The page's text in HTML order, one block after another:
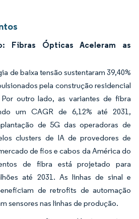
Fibras Ópticas Aceleram as
de baixa tensão sustentaram 39,40%
pela construção residencial
outro lado, as variantes de fibra
um CAGR de 6,12% até 2031,
de 5G das operadoras de
clusters de IA de provedores de
de fios e cabos da América do
de fibra está projetado para
até 2031. As linhas de sinal e
de retrofits de automação
sensores nas linhas de produção.